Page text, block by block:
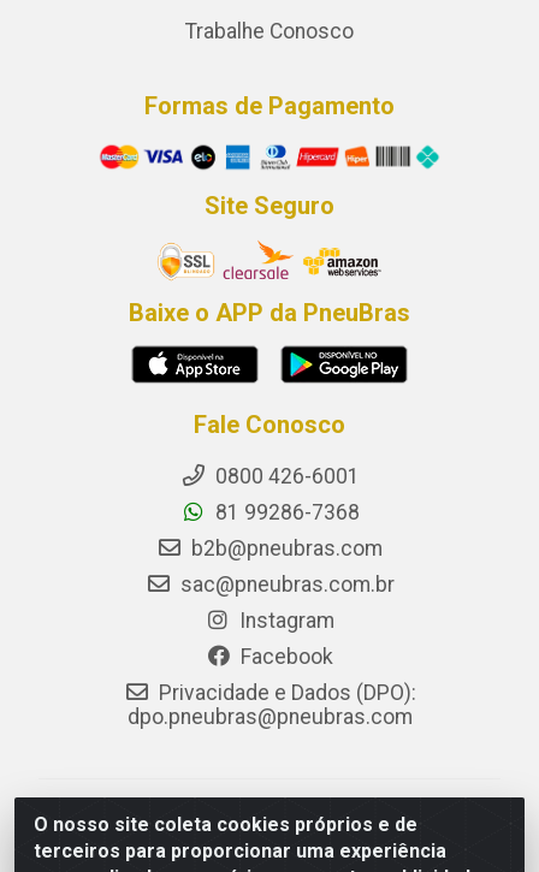
O nosso site coleta cookies próprios e de
terceiros para proporcionar uma experiência
Trabalhe Conosco
Formas de Pagamento
Site Seguro
Baixe o APP da PneuBras
Fale Conosco
0800 426-6001
81 99286-7368
b2b@pneubras.com
sac@pneubras.com.br
Instagram
Facebook
Privacidade e Dados (DPO):
dpo.pneubras@pneubras.com
PneuBras - Rodovia BR-101, KM 82 - Prazeres,
Jaboatão dos Guararapes/PE - CEP 54.335-000 - CNPJ
08.678.386/0001-05 - Pneubras Comércio de Pneus